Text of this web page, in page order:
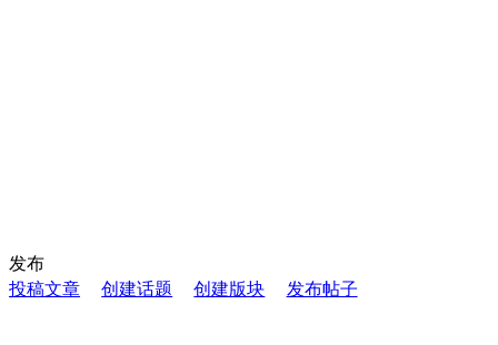
发布
投稿文章
创建话题 创建版块 发布帖子